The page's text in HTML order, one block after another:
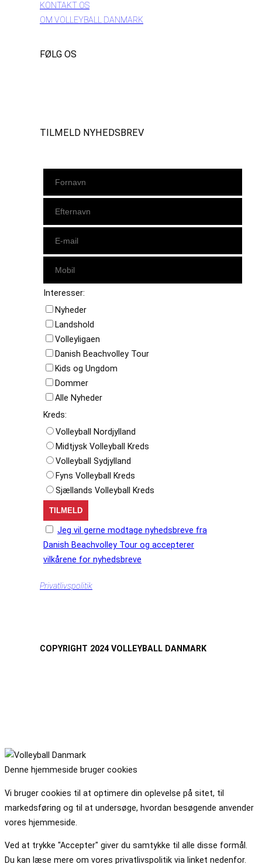
KONTAKT OS
OM VOLLEYBALL DANMARK
FØLG OS
TILMELD NYHEDSBREV
Interesser:
Nyheder
Landshold
Volleyligaen
Danish Beachvolley Tour
Kids og Ungdom
Dommer
Alle Nyheder
Kreds:
Volleyball Nordjylland
Midtjysk Volleyball Kreds
Volleyball Sydjylland
Fyns Volleyball Kreds
Sjællands Volleyball Kreds
Jeg vil gerne modtage nyhedsbreve fra
Danish Beachvolley Tour og accepterer
vilkårene for nyhedsbreve
Privatlivspolitik
COPYRIGHT 2024 VOLLEYBALL DANMARK
Denne hjemmeside bruger cookies
Vi bruger cookies til at optimere din oplevelse på sitet, til
markedsføring og til at undersøge, hvordan besøgende anvender
vores hjemmeside.
Ved at trykke "Accepter" giver du samtykke til alle disse formål.
Du kan læse mere om vores privatlivspolitik via linket nedenfor.